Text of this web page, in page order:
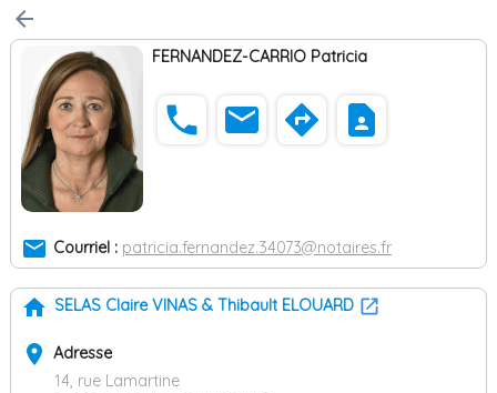
arrow_back
FERNANDEZ-CARRIO Patricia
phone email directions contact_page
email Courriel : patricia.fernandez.34073@notaires.fr
home SELAS Claire VINAS & Thibault ELOUARD
place Adresse
14, rue Lamartine